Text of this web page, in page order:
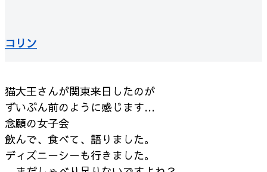
コリン
猫大王さんが関東来日したのが
ずいぶん前のように感じます…
念願の女子会
飲んで、食べて、語りました。
ディズニーシーも行きました。